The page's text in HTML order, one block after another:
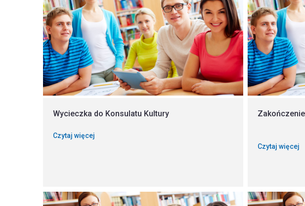
Wycieczka do Konsulatu Kultury
Czytaj więcej
Czytaj więcej